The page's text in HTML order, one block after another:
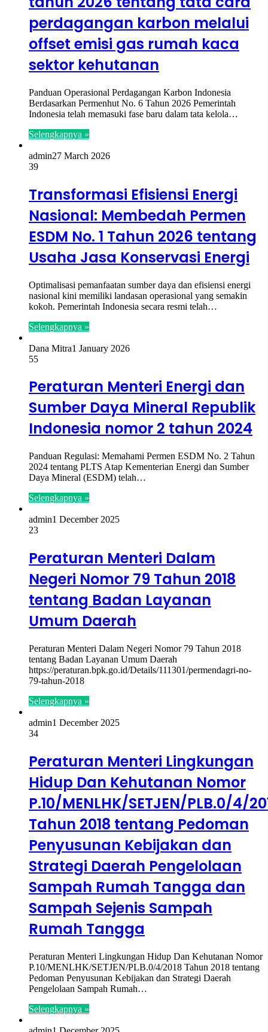
perdagangan karbon melalui
offset emisi gas rumah kaca
sektor kehutanan
Panduan Operasional Perdagangan Karbon Indonesia
Berdasarkan Permenhut No. 6 Tahun 2026 Pemerintah
Indonesia telah memasuki fase baru dalam tata kelola…
Selengkapnya »
admin27 March 2026
39
Transformasi Efisiensi Energi
Nasional: Membedah Permen
ESDM No. 1 Tahun 2026 tentang
Usaha Jasa Konservasi Energi
Optimalisasi pemanfaatan sumber daya dan efisiensi energi
nasional kini memiliki landasan operasional yang semakin
kokoh. Pemerintah Indonesia secara resmi telah…
Selengkapnya »
Dana Mitra1 January 2026
55
Peraturan Menteri Energi dan
Sumber Daya Mineral Republik
Indonesia nomor 2 tahun 2024
Panduan Regulasi: Memahami Permen ESDM No. 2 Tahun
2024 tentang PLTS Atap Kementerian Energi dan Sumber
Daya Mineral (ESDM) telah…
Selengkapnya »
admin1 December 2025
23
Peraturan Menteri Dalam
Negeri Nomor 79 Tahun 2018
tentang Badan Layanan
Umum Daerah
Peraturan Menteri Dalam Negeri Nomor 79 Tahun 2018
tentang Badan Layanan Umum Daerah
https://peraturan.bpk.go.id/Details/111301/permendagri-no-
79-tahun-2018
Selengkapnya »
admin1 December 2025
34
Peraturan Menteri Lingkungan
Hidup Dan Kehutanan Nomor
P.10/MENLHK/SETJEN/PLB.0/4/
Tahun 2018 tentang Pedoman
Penyusunan Kebijakan dan
Strategi Daerah Pengelolaan
Sampah Rumah Tangga dan
Sampah Sejenis Sampah
Rumah Tangga
Peraturan Menteri Lingkungan Hidup Dan Kehutanan Nomor
P.10/MENLHK/SETJEN/PLB.0/4/2018 Tahun 2018 tentang
Pedoman Penyusunan Kebijakan dan Strategi Daerah
Pengelolaan Sampah Rumah…
Selengkapnya »